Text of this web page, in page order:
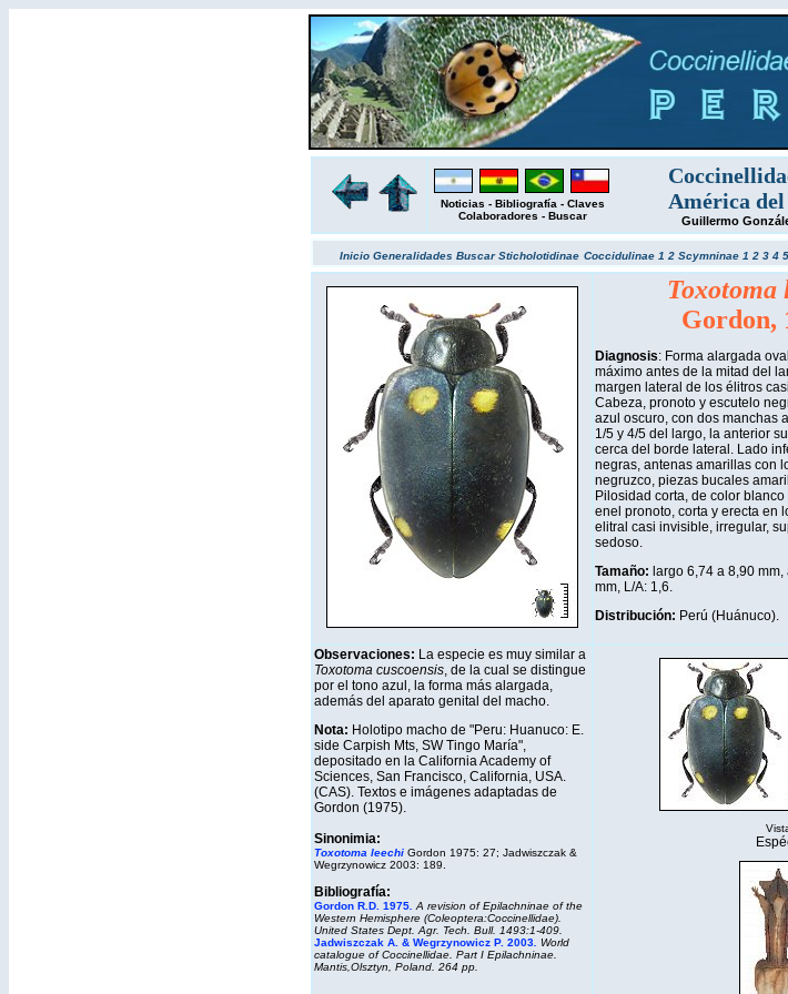
Noticias - Bibliografía - Claves
Colaboradores - Buscar
América
Guillermo
Inicio Generalidades BuscarSticholotidinae Coccidulinae 1 2 Scymninae 1 2 3 4 5
Toxotoma
Gordon,
Diagnosis: Forma alargada
máximo antes de la mitad del
margen lateral de los élitros
Cabeza, pronoto y escutelo
azul oscuro, con dos manchas
1/5 y 4/5 del largo, la anterior
cerca del borde lateral. Lado
negras, antenas amarillas con
negruzco, piezas bucales
Pilosidad corta, de color
enel pronoto, corta y erecta en
elitral casi invisible, irregular,
sedoso.
Tamaño: largo 6,74 a 8,90
mm, L/A: 1,6.
Distribución: Perú (Huánuco).
Observaciones: La especie es muy similar a
Toxotoma cuscoensis, de la cual se distingue
por el tono azul, la forma más alargada,
además del aparato genital del macho.
Nota: Holotipo macho de "Peru: Huanuco: E.
side Carpish Mts, SW Tingo María",
depositado en la California Academy of
Sciences, San Francisco, California, USA.
(CAS). Textos e imágenes adaptadas de
Gordon (1975).
Sinonimia:
Toxotoma leechi Gordon 1975: 27; Jadwiszczak &
Wegrzynowicz 2003: 189.
Bibliografía:
Gordon R.D. 1975. A revision of Epilachninae of the
Western Hemisphere (Coleoptera:Coccinellidae).
United States Dept. Agr. Tech. Bull. 1493:1-409.
Jadwiszczak A. & Wegrzynowicz P. 2003.
World
catalogue of Coccinellidae. Part I Epilachninae.
Mantis, Olsztyn, Poland. 264 pp.